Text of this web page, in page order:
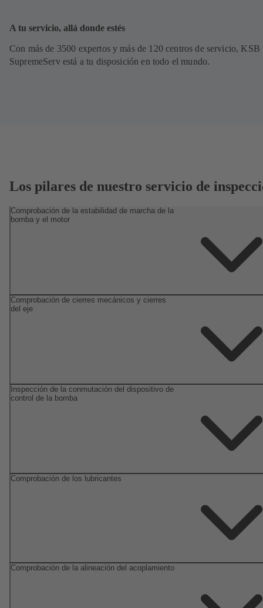
A tu servicio, allá donde estés
Con más de 3500 expertos y más de 120 centros de servicio, KSB
SupremeServ está a tu disposición en todo el mundo.
Los pilares de nuestro servicio de
Comprobación de la estabilidad de marcha de la
bomba y el motor
Comprobación de cierres mecánicos y cierres
del eje
Inspección de la conmutación del dispositivo de
control de la bomba
Comprobación de los lubricantes
Comprobación de la alineación del acoplamiento